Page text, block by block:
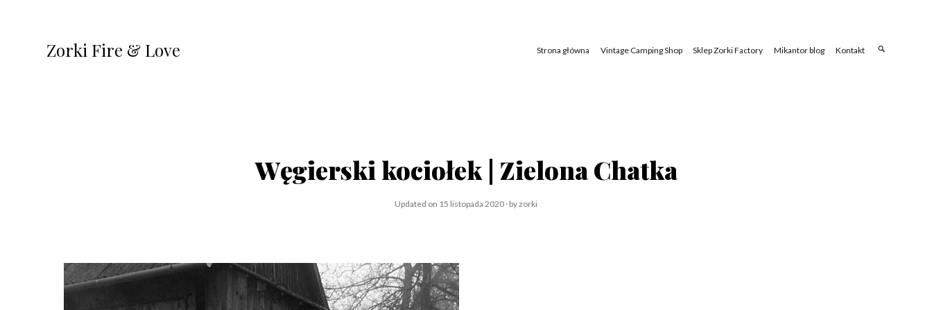
Zorki Fire & Love Strona główna Vintage Camping Shop Sklep Zorki Factory Mikantor blog Kontakt
Węgierski kociołek | Zielona Chatka
Updated on 15 listopada 2020 1 byzorki